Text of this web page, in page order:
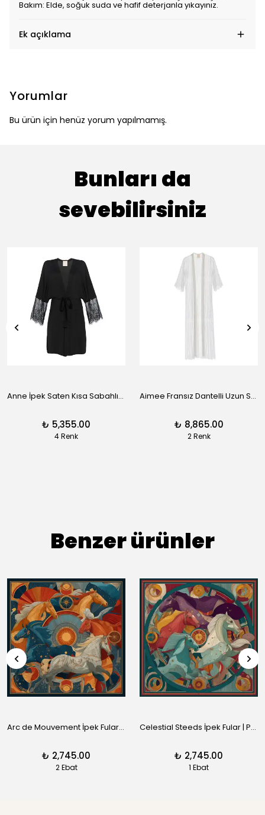
Bakım: Elde, soğuk suda ve hafif deterjanla yıkayınız.
Ek açıklama
Yorumlar
Bu ürün için henüz yorum yapılmamış.
Bunları da
sevebilirsiniz
Anne İpek Saten Kısa Sabahlık - Siyah
₺ 5,355.00
4 Renk
Aimee Fransız Dantelli Uzun Sabahlık - Siyah
₺ 8,865.00
2 Renk
Benzer ürünler
Arc de Mouvement İpek Fular | Pure Paris
₺ 2,745.00
2 Ebat
Celestial Steeds İpek Fular | Pure Paris
₺ 2,745.00
1 Ebat